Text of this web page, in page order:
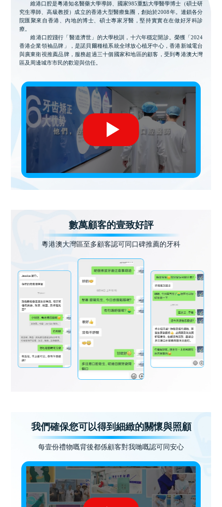
維港口腔是粵港知名醫藥大學導師、國家985重點大學醫學博士（碩士研
究生導師、高級教授）成立的香港大型醫療集團，創始於2008年。連鎖各分
院匯聚來自香港、內地的博士、碩士專家牙醫，堅持實實在在做好牙科診
療。
維港口腔踐行「醫道濟世」的大學校訓，十六年穩定開診。榮獲「2024
香港企業領袖品牌」，是諾貝爾種植系統全球放心植牙中心，香港新城電台
與廣東衛視推薦品牌，服務超過三十個國家和地區的顧客，受到粵港澳大灣
區及周邊城市市民的歡迎與信任。
數萬顧客的壹致好評
粵港澳大灣區至多顧客認可同口碑推薦的牙科
我們確保您可以得到細緻的關懷與照顧
每壹份禮物嘅背後都係顧客對我哋嘅認可同安心